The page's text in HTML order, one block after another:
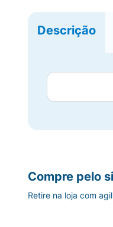
Descrição
Compre pelo
Retire na loja com